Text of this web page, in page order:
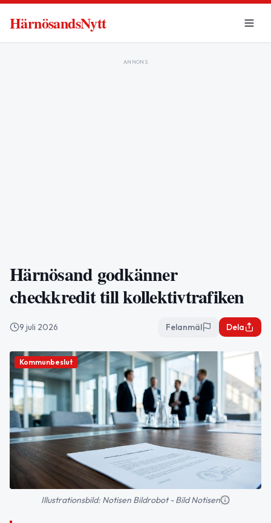
HärnösandsNytt
ANNONS
Härnösand godkänner
checkkredit till kollektivtrafiken
9 juli 2026 Felanmäl Dela
Kommunbeslut
Illustrationsbild: Notisen Bildrobot - Bild Notisen